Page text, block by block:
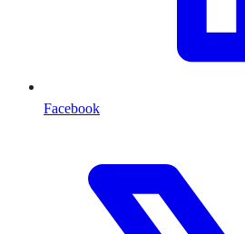
Facebook